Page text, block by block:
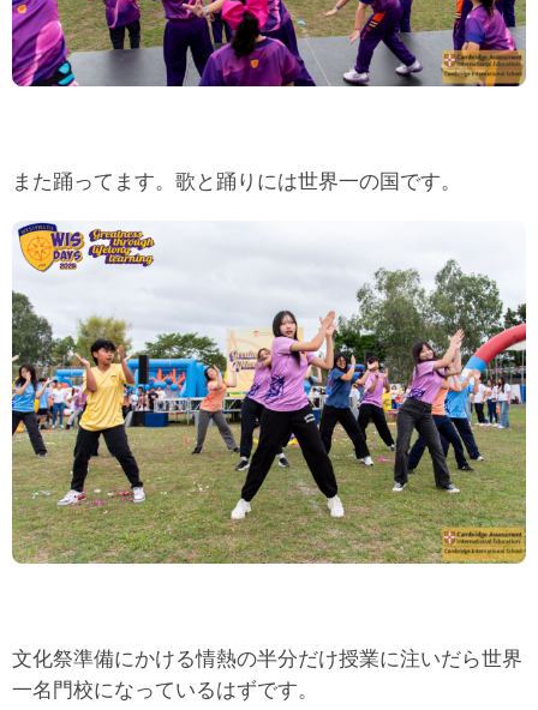
また踊ってます。歌と踊りには世界一の国です。
文化祭準備にかける情熱の半分だけ授業に注いだら世界
一名門校になっているはずです。